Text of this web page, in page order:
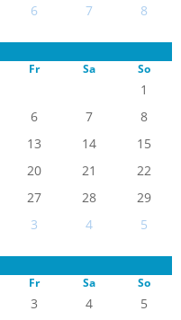
6 7 8
Fr Sa So
1
6 7
8
13 14
15
20 21
22
27 28
29
3 4 5
Fr Sa So
3 4
5